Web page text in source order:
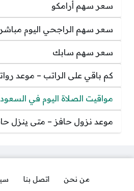
سعر سهم أرامكو
سعر سهم الراجحي اليوم مباشر
سعر سهم سابك
كم باقي على الراتب – موعد
مواقيت الصلاة اليوم في
موعد نزول حافز – متى ينزل
من نحن اتصل بنا